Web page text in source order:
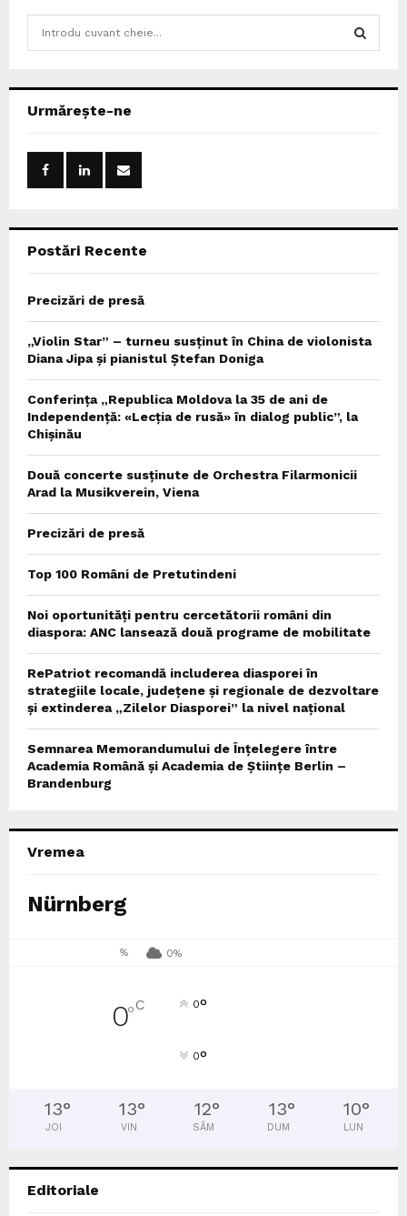
h
o
Urmărește-ne
Postări Recente
Precizări de presă
„Violin Star” – turneu susținut în China de violonista
Diana Jipa și pianistul Ștefan Doniga
Conferința „Republica Moldova la 35 de ani de
Independență: «Lecția de rusă» în dialog public”, la
Chișinău
Două concerte susținute de Orchestra Filarmonicii
Arad la Musikverein, Viena
Precizări de presă
Top 100 Români de Pretutindeni
Noi oportunități pentru cercetătorii români din
diaspora: ANC lansează două programe de mobilitate
RePatriot recomandă includerea diasporei în
strategiile locale, județene și regionale de dezvoltare
și extinderea „Zilelor Diasporei” la nivel național
Semnarea Memorandumului de Înțelegere între
Academia Română și Academia de Științe Berlin –
Brandenburg
Vremea
Nürnberg
% 0%
0°C 0°
0°
13°
JOI
13°
VIN
12°
SÂM
13°
DUM
10°
LUN
Editoriale